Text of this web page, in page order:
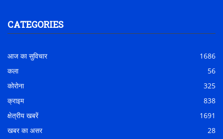
CATEGORIES
आज का सुविचार
1686
कला
56
कोरोना
325
क्राइम
838
क्षेत्रीय खबरें
1691
खबर का असर
28